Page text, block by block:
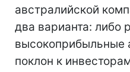
австралийской
два варианта: либо
высокоприбыльные
поклон к